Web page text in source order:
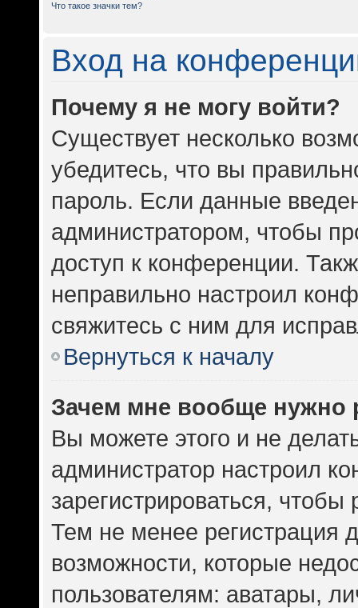
Что такое значки тем?
Вход на
Почему я не могу войти?
Существует несколько
убедитесь, что вы
пароль. Если данные
администратором, чтобы
доступ к конференции.
неправильно настроил
свяжитесь с ним для
Вернуться к началу
Зачем мне вообще нужно
Вы можете этого и не
администратор настроил
зарегистрироваться,
Тем не менее регистрация
возможности, которые
пользователям: аватары,